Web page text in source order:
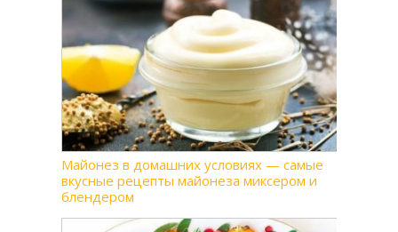
Майонез в домашних условиях — самые
вкусные рецепты майонеза миксером и
блендером